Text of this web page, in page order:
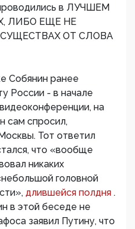
в ЛУЧШЕМ
ЛИБО ЕЩЕ НЕ
ОТ СЛОВА
Собянин ранее
России - в начале
на
сам спросил,
Тот ответил
что «вообще
никаких
головной
длившейся полдня .
в этой беседе не
заявил Путину, что